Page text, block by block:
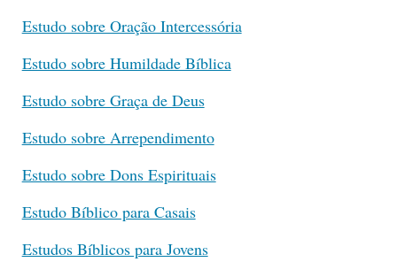
Estudo sobre Oração Intercessória
Estudo sobre Humildade Bíblica
Estudo sobre Graça de Deus
Estudo sobre Arrependimento
Estudo sobre Dons Espirituais
Estudo Bíblico para Casais
Estudos Bíblicos para Jovens